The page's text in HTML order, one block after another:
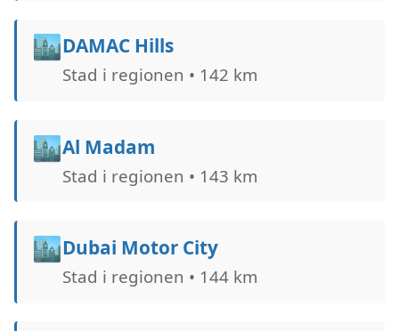
🏙️DAMAC Hills
Stad i regionen • 142 km
🏙️Al Madam
Stad i regionen • 143 km
🏙️Dubai Motor City
Stad i regionen • 144 km